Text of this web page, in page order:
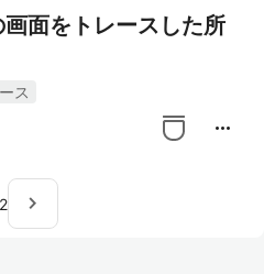
面をトレースした所
ス
more_horiz
2 navigate_next